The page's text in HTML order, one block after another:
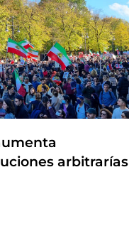
arbitrarías